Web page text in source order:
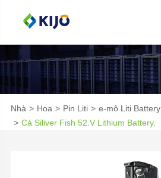
Nhà Hoa Pin Liti
e-mô Liti Battery
Cá Siliver Fish 52.V Lithium Battery.